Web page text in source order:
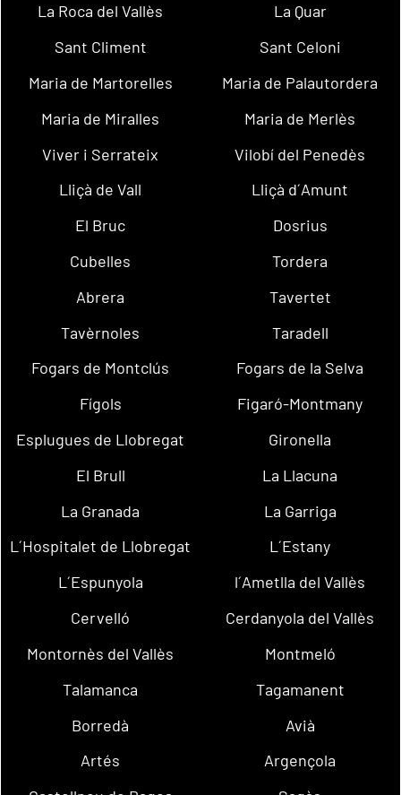
La Roca del Vallès
La Quar
Sant Climent
Sant Celoni
Maria de Martorelles
Maria de Palautordera
Maria de Miralles
Maria de Merlès
Viver i Serrateix
Vilobí del Penedès
Lliçà de Vall
Lliçà d´Amunt
El Bruc
Dosrius
Cubelles
Tordera
Abrera
Tavertet
Tavèrnoles
Taradell
Fogars de Montclús
Fogars de la Selva
Fígols
Figaró-Montmany
Esplugues de Llobregat
Gironella
El Brull
La Llacuna
La Granada
La Garriga
L´Hospitalet de Llobregat
L´Estany
L´Espunyola
l´Ametlla del Vallès
Cervelló
Cerdanyola del Vallès
Montornès del Vallès
Montmeló
Talamanca
Tagamanent
Borredà
Avià
Artés
Argençola